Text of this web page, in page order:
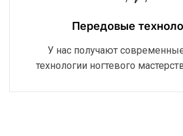
Передовые
У нас получают
технологии ногтевого